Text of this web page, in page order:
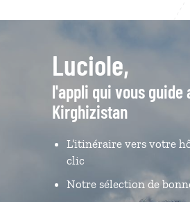
Luciole,
l'appli qui vous guide
Kirghizistan
L’itinéraire vers votre
clic
Notre sélection de